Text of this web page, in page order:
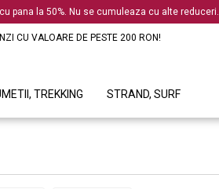
pana la 50%. Nu se cumuleaza cu alte reduceri.
CU VALOARE DE PESTE 200 RON!
TREKKING STRAND, SURF